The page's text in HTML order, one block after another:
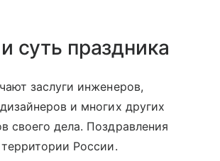
суть праздника
заслуги инженеров,
и многих других
своего дела. Поздравления
России.